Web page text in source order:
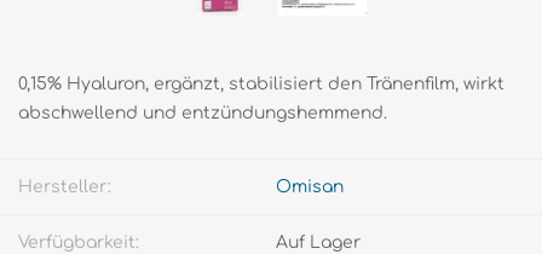
0,15% Hyaluron, ergänzt, stabilisiert den Tränenfilm, wirkt
abschwellend und entzündungshemmend.
Hersteller: Omisan
Verfügbarkeit: Auf Lager